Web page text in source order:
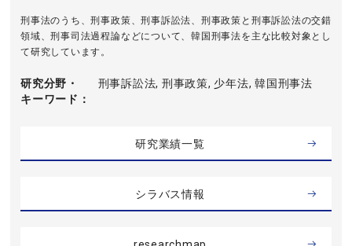
刑事法のうち、刑事政策、刑事訴訟法、刑事政策と刑事訴訟法の交錯
領域、刑事司法過程論などについて、韓国刑事法を主な比較対象とし
て研究しています。
研究分野・
キーワード
刑事訴訟法, 刑事政策, 少年法, 韓国刑事法
研究業績一覧
シラバス情報